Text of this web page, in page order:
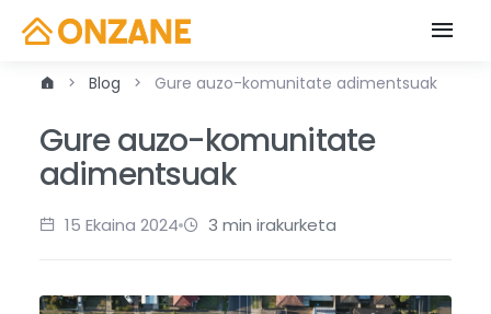
Blog Gure auzo-komunitate adimentsuak
Gure auzo-komunitate
adimentsuak
15 Ekaina 2024 3 min irakurketa